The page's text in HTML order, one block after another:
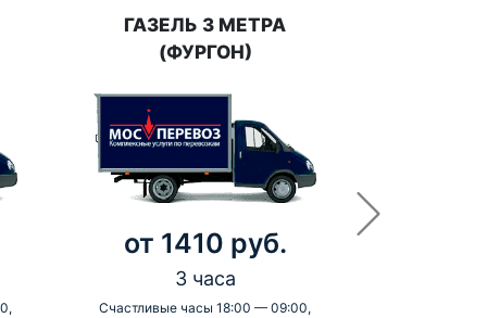
ГАЗЕЛЬ 3 МЕТРА
(ФУРГОН)
от 1410 руб.
3 часа
Счастливые часы 18:00 — 09:00,